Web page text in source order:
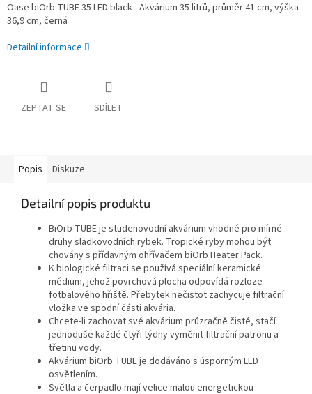
Oase biOrb TUBE 35 LED black - Akvárium 35 litrů, průměr 41 cm, výška
36,9 cm, černá
Detailní informace
ZEPTAT SE SDÍLET
Popis Diskuze
Detailní popis produktu
BiOrb TUBE je studenovodní akvárium vhodné pro mírné
druhy sladkovodních rybek. Tropické ryby mohou být
chovány s přídavným ohřívačem biOrb Heater Pack.
K biologické filtraci se používá speciální keramické
médium, jehož povrchová plocha odpovídá rozloze
fotbalového hřiště. Přebytek nečistot zachycuje filtrační
vložka ve spodní části akvária.
Chcete-li zachovat své akvárium průzračně čisté, stačí
jednoduše každé čtyři týdny vyměnit filtrační patronu a
třetinu vody.
Akvárium biOrb TUBE je dodáváno s úsporným LED
osvětlením.
Světla a čerpadlo mají velice malou energetickou